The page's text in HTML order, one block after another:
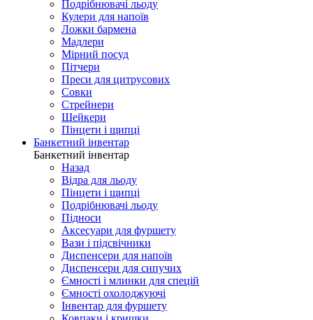
Подрібнювачі льоду
Кулери для напоїв
Ложки бармена
Мадлери
Мірний посуд
Пітчери
Преси для цитрусових
Совки
Стрейнери
Шейкери
Пінцети і щипці
Банкетний інвентар
Банкетний інвентар
Назад
Відра для льоду
Пінцети і щипці
Подрібнювачі льоду
Підноси
Аксесуари для фуршету
Вази і підсвічники
Диспенсери для напоїв
Диспенсери для сипучих
Ємності і млинки для спецій
Ємності охолоджуючі
Інвентар для фуршету